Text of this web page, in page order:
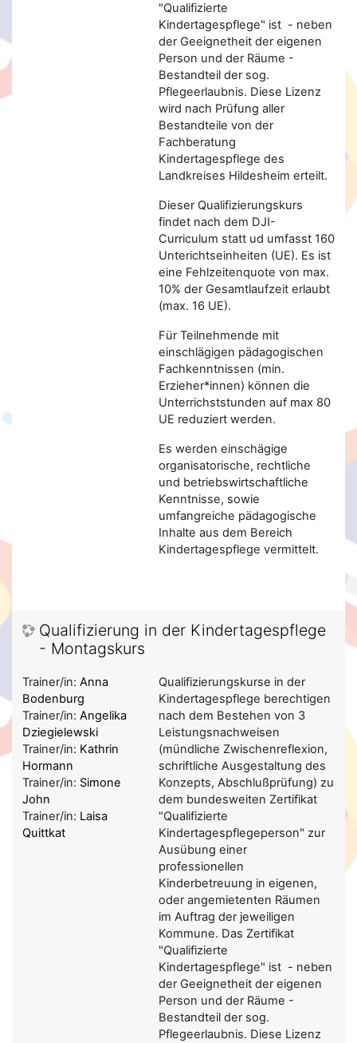
"Qualifizierte
Kindertagespflege" ist - neben
der Geeignetheit der eigenen
Person und der Räume -
Bestandteil der sog.
Pflegeerlaubnis. Diese Lizenz
wird nach Prüfung aller
Bestandteile von der
Fachberatung
Kindertagespflege des
Landkreises Hildesheim erteilt.
Dieser Qualifizierungskurs
findet nach dem DJI-
Curriculum statt ud umfasst 160
Unterichtseinheiten (UE). Es ist
eine Fehlzeitenquote von max.
10% der Gesamtlaufzeit erlaubt
(max. 16 UE).
Für Teilnehmende mit
einschlägigen pädagogischen
Fachkenntnissen (min.
Erzieher*innen) können die
Unterrichststunden auf max 80
UE reduziert werden.
Es werden einschägige
organisatorische, rechtliche
und betriebswirtschaftliche
Kenntnisse, sowie
umfangreiche pädagogische
Inhalte aus dem Bereich
Kindertagespflege vermittelt.
Qualifizierung in der Kindertagespflege
- Montagskurs
Qualifizierungskurse in der
Kindertagespflege berechtigen
nach dem Bestehen von 3
Leistungsnachweisen
(mündliche Zwischenreflexion,
schriftliche Ausgestaltung des
Konzepts, Abschlußprüfung) zu
dem bundesweiten Zertifikat
"Qualifizierte
Kindertagespflegeperson" zur
Ausübung einer
professionellen
Kinderbetreuung in eigenen,
oder angemietenten Räumen
im Auftrag der jeweiligen
Kommune. Das Zertifikat
"Qualifizierte
Kindertagespflege" ist - neben
der Geeignetheit der eigenen
Person und der Räume -
Bestandteil der sog.
Pflegeerlaubnis. Diese Lizenz
Trainer/in: Anna
Bodenburg
Trainer/in: Angelika
Dziegielewski
Trainer/in: Kathrin
Hormann
Trainer/in: Simone
John
Trainer/in: Laisa
Quittkat